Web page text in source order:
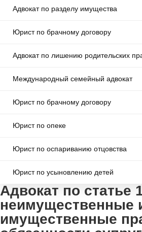
Адвокат по разделу имущества
Юрист по брачному договору
Адвокат по лишению родительских
Международный семейный адвокат
Юрист по брачному договору
Юрист по опеке
Юрист по оспариванию отцовства
Юрист по усыновлению детей
Адвокат по статье
неимущественные
имущественные